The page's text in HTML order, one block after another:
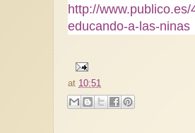
http://
educando-a-las-ninas
at 10:51